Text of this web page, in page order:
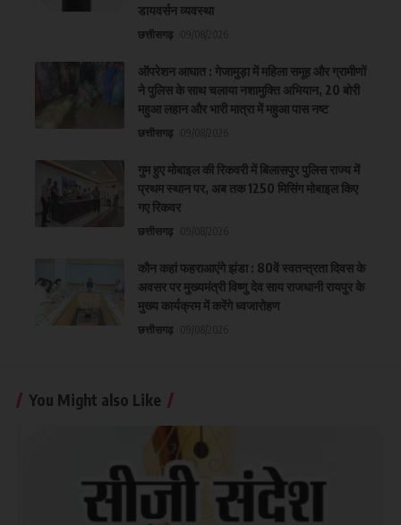
डायवर्सन व्यवस्था
छत्तीसगढ़
ऑपरेशन आघात : गेजामुड़ा में महिला समूह और ग्रामीणों
ने पुलिस के साथ चलाया नशामुक्ति अभियान, 20 बोरी
महुआ लहान और भारी मात्रा में महुआ पास नष्ट
छत्तीसगढ़
गुम हुए मोबाइल की रिकवरी में बिलासपुर पुलिस राज्य में
प्रथम स्थान पर, अब तक 1250 मिसिंग मोबाइल किए
गए रिकवर
छत्तीसगढ़
कौन कहां फहराआएंगे झंडा : 80वें स्वतन्त्रता दिवस के
अवसर पर मुख्यमंत्री विष्णु देव साय राजधानी रायपुर के
मुख्य कार्यक्रम में करेंगे ध्वजारोहण
छत्तीसगढ़
You Might also Like